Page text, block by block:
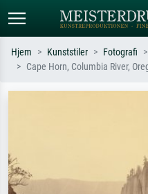
Hjem Kunststiler Fotografi
Cape Horn, Columbia River,